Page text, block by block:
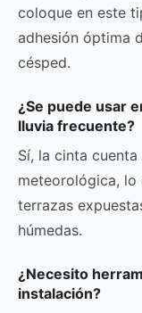
coloque en este
adhesión óptima
césped.
¿Se puede usar
lluvia frecuente?
Sí, la cinta
meteorológica, lo
terrazas
húmedas.
¿Necesito
instalación?